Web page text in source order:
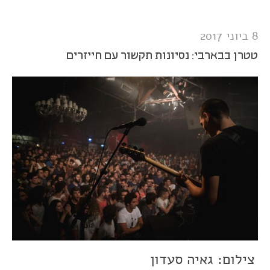
8 ביוני 2017
טטרן בבארבי: נסיונות תקשור עם חייזרים
צילום: גאיה סעדון